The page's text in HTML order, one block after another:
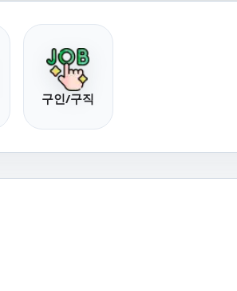
구인/구직